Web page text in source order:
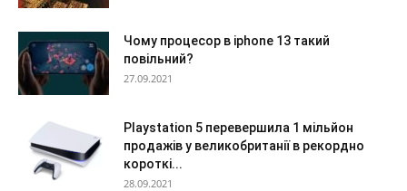
Чому процесор в iphone 13 такий
повільний?
27.09.2021
Playstation 5 перевершила 1 мільйон
продажів у великобританії в рекордно
короткі...
28.09.2021